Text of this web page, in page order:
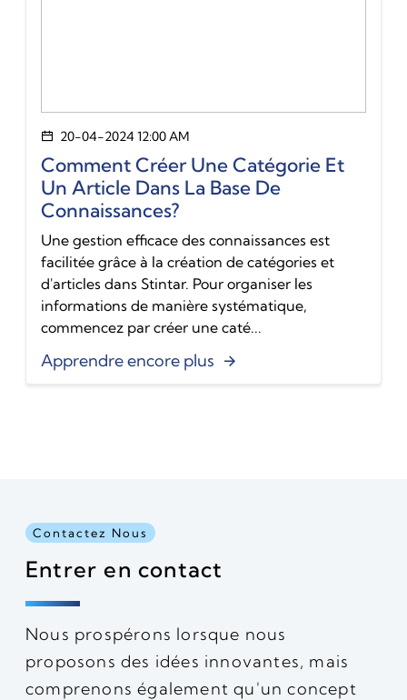
20-04-2024 12:00 AM
Comment Créer Une Catégorie Et
Un Article Dans La Base De
Connaissances?
Une gestion efficace des connaissances est
facilitée grâce à la création de catégories et
d'articles dans Stintar. Pour organiser les
informations de manière systématique,
commencez par créer une caté...
Apprendre encore plus
Contactez Nous
Entrer en contact
Nous prospérons lorsque nous
proposons des idées innovantes, mais
comprenons également qu'un concept